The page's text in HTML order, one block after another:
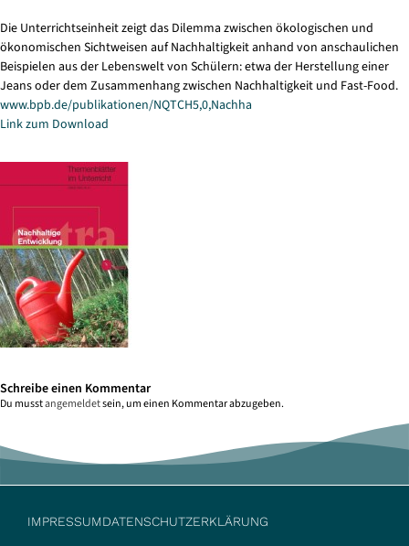
Die Unterrichtseinheit zeigt das Dilemma zwischen ökologischen und
ökonomischen Sichtweisen auf Nachhaltigkeit anhand von anschaulichen
Beispielen aus der Lebenswelt von Schülern: etwa der Herstellung einer
Jeans oder dem Zusammenhang zwischen Nachhaltigkeit und Fast-Food.
www.bpb.de/publikationen/NQTCH5,0,Nachha
Link zum Download
Schreibe einen Kommentar
Du musstangemeldetsein, um einen Kommentar abzugeben.
IMPRESSUMDATENSCHUTZERKLÄRUNG